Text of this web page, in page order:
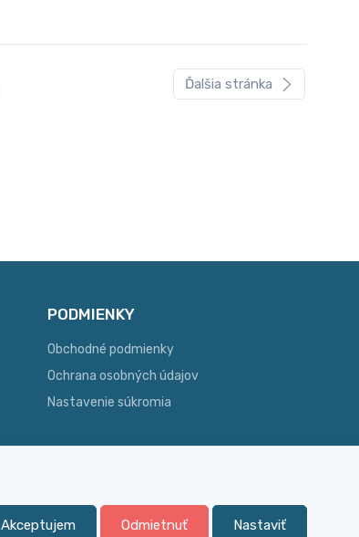
Ďalšia stránka
PODMIENKY
Obchodné podmienky
Ochrana osobných údajov
Nastavenie súkromia
Skúsenosť
Široký sortiment, z ktorého Vám
Akceptujem Odmietnuť Nastaviť